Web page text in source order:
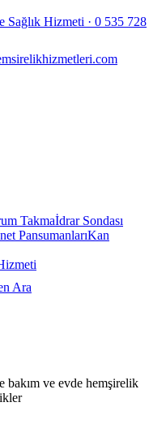
Hizmeti · 0 535 728
Takmaİdrar Sondası
PansumanlarıKan
Ara
bakım ve evde hemşirelik